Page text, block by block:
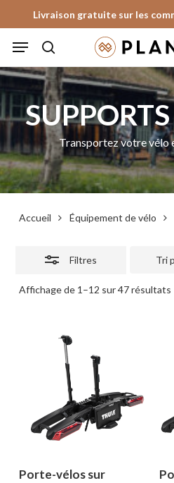
to
main
Livraison gratuite sur les
Menu
Transportez votre vélo
Accueil Équipement de vélo
Filtres
Affichage de 1–12 sur 47 résultats
Tri
Porte-vélos sur